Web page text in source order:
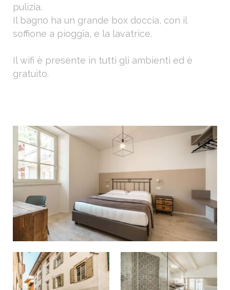
pulizia.
Il bagno ha un grande box doccia, con il
soffione a pioggia, e la lavatrice.
Il wifi è presente in tutti gli ambienti ed è
gratuito.